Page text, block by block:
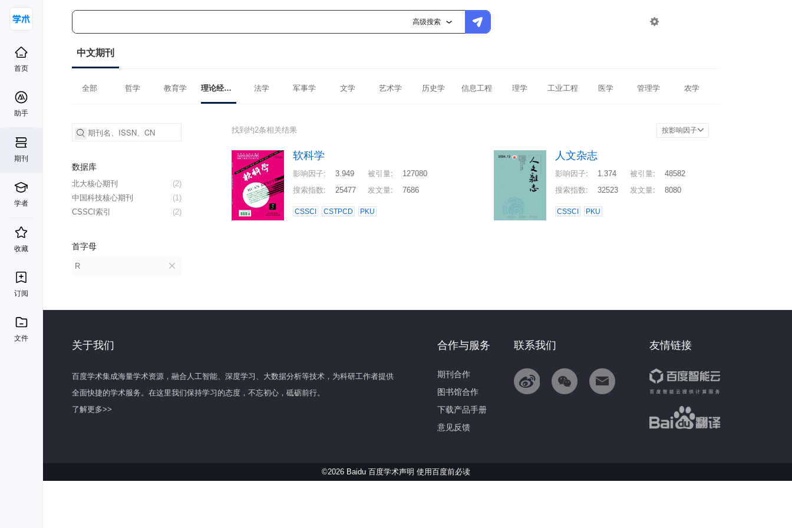
高级搜索 
首页
助手
期刊
学者
收藏
订阅
文件
中文期刊
全部 哲学 教育学 理论经济学 法学 军事学 文学 艺术学 历史学 信息工程 理学 工业工程 医学 管理学 农学
数据库
(2)
北大核心期刊
(1)
中国科技核心期刊
(2)
CSSCI索引
首字母
R
找到约2条相关结果 按影响因子
软科学
影响因子: 3.949 被引量:
127080
搜索指数: 25477 发文量: 7686
CSSCI CSTPCD PKU
人文杂志
影响因子: 1.374 被引量:
48582
搜索指数: 32523 发文量: 8080
CSSCI PKU
关于我们
百度学术集成海量学术资源，融合人工智能、深度学习、大数据分析等技术，为科研工作者提供
全面快捷的学术服务。在这里我们保持学习的态度，不忘初心，砥砺前行。
了解更多>>
友情链接
联系我们
合作与服务
期刊合作
图书馆合作
下载产品手册
意见反馈
©2026 Baidu 百度学术声明 使用百度前必读